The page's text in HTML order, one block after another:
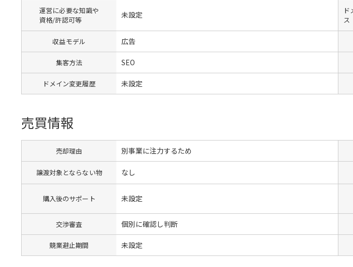
運営に必要な知識や
資格/許認可等
未設定
ド
ス
収益モデル 広告
集客方法 SEO
ドメイン変更履歴 未設定
売買情報
売却理由 別事業に注力するため
譲渡対象とならない物 なし
購入後のサポート 未設定
交渉審査 個別に確認し判断
競業避止期間 未設定